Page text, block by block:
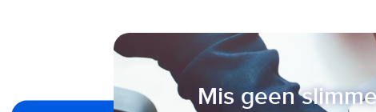
Mis geen